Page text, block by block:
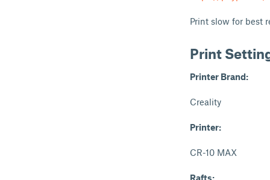
Print slow for best
Print
Printer Brand:
Creality
Printer:
CR-10 MAX
Rafts: